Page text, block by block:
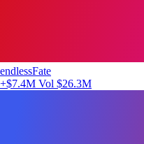
endlessFate
+$7.4M Vol $26.3M